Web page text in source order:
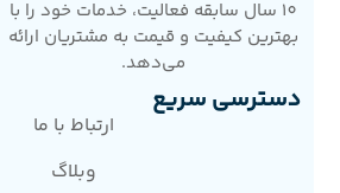
10 سال سابقه فعالیت، خدمات خود را با
بهترین کیفیت و قیمت به مشتریان ارائه
می‌دهد.
دسترسی سریع
ارتباط با ما
وبلاگ